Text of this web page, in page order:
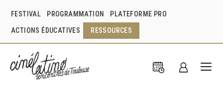
FESTIVAL PROGRAMMATION PLATEFORME PRO
ACTIONS ÉDUCATIVES RESSOURCES